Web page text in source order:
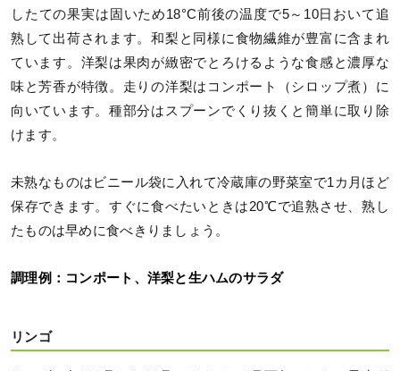
したての果実は固いため18°C前後の温度で5～10日おいて追
熟して出荷されます。和梨と同様に食物繊維が豊富に含まれ
ています。洋梨は果肉が緻密でとろけるような食感と濃厚な
味と芳香が特徴。走りの洋梨はコンポート（シロップ煮）に
向いています。種部分はスプーンでくり抜くと簡単に取り除
けます。
未熟なものはビニール袋に入れて冷蔵庫の野菜室で1カ月ほど
保存できます。すぐに食べたいときは20℃で追熟させ、熟し
たものは早めに食べきりましょう。
調理例：コンポート、洋梨と生ハムのサラダ
リンゴ